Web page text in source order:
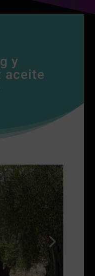
y
aceite